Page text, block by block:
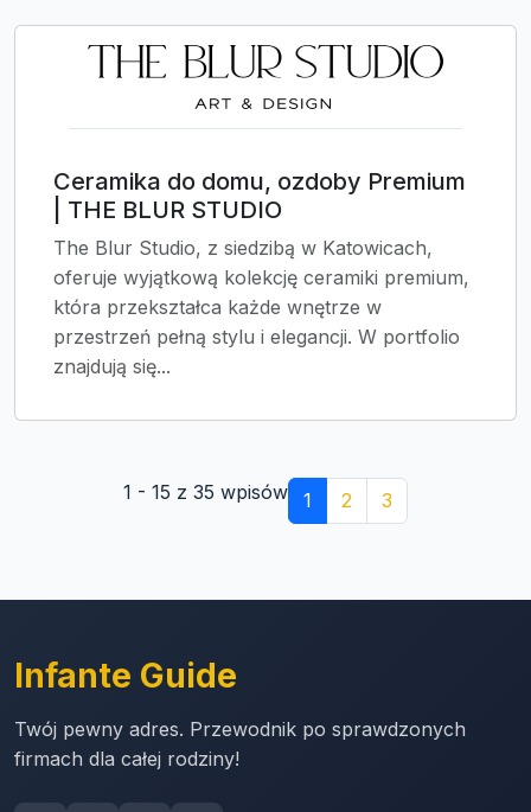
Ceramika do domu, ozdoby Premium
| THE BLUR STUDIO
The Blur Studio, z siedzibą w Katowicach,
oferuje wyjątkową kolekcję ceramiki premium,
która przekształca każde wnętrze w
przestrzeń pełną stylu i elegancji. W portfolio
znajdują się...
1 - 15 z 35 wpisów 1 2 3
Infante Guide
Twój pewny adres. Przewodnik po sprawdzonych
firmach dla całej rodziny!